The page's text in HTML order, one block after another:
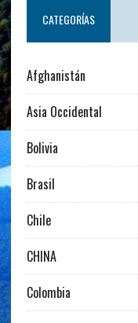
CATEGORÍAS
Afghanistán
Asia Occidental
Bolivia
Brasil
Chile
CHINA
Colombia